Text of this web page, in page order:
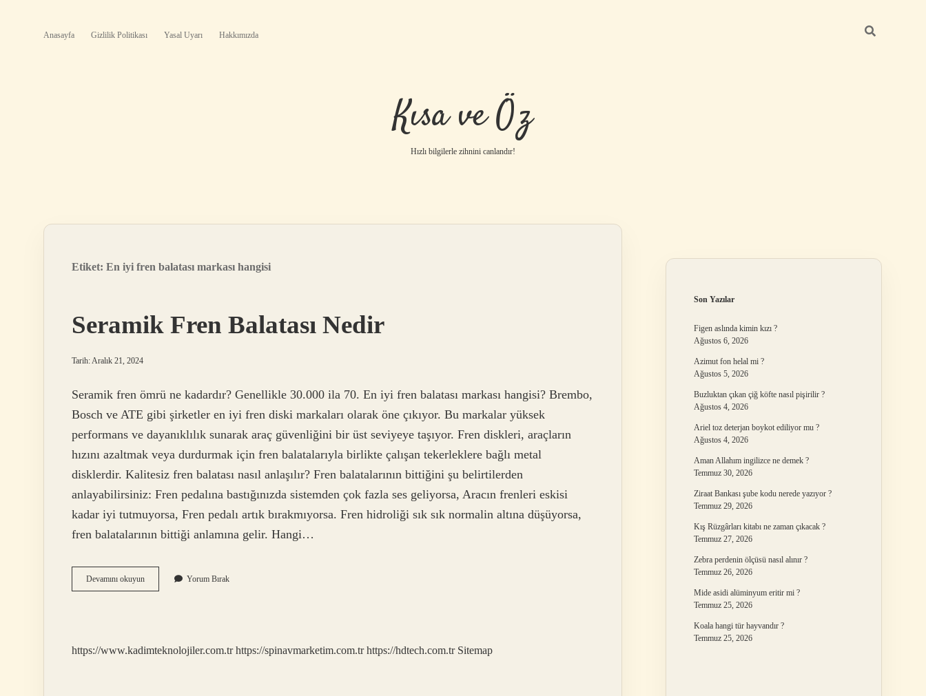
Anasayfa Gizlilik Politikası Yasal Uyarı Hakkımızda
Kısa ve Öz
Hızlı bilgilerle zihnini canlandır!
Etiket: En iyi fren balatası markası hangisi
Seramik Fren Balatası Nedir
Tarih: Aralık 21, 2024
Seramik fren ömrü ne kadardır? Genellikle 30.000 ila 70. En iyi fren balatası markası hangisi? Brembo,
Bosch ve ATE gibi şirketler en iyi fren diski markaları olarak öne çıkıyor. Bu markalar yüksek
performans ve dayanıklılık sunarak araç güvenliğini bir üst seviyeye taşıyor. Fren diskleri, araçların
hızını azaltmak veya durdurmak için fren balatalarıyla birlikte çalışan tekerleklere bağlı metal
disklerdir. Kalitesiz fren balatası nasıl anlaşılır? Fren balatalarının bittiğini şu belirtilerden
anlayabilirsiniz: Fren pedalına bastığınızda sistemden çok fazla ses geliyorsa, Aracın frenleri eskisi
kadar iyi tutmuyorsa, Fren pedalı artık bırakmıyorsa. Fren hidroliği sık sık normalin altına düşüyorsa,
fren balatalarının bittiği anlamına gelir. Hangi…
Devamını okuyunSeramik
Fren
Yorum Bırak
https://www.kadimteknolojiler.com.tr https://spinavmarketim.com.tr https://hdtech.com.tr Sitemap
Son Yazılar
Figen aslında kimin kızı ?
Ağustos 6, 2026
Azimut fon helal mi ?
Ağustos 5, 2026
Buzluktan çıkan çiğ köfte nasıl pişirilir ?
Ağustos 4, 2026
Ariel toz deterjan boykot ediliyor mu ?
Ağustos 4, 2026
Aman Allahım ingilizce ne demek ?
Temmuz 30, 2026
Ziraat Bankası şube kodu nerede yazıyor ?
Temmuz 29, 2026
Kış Rüzgârları kitabı ne zaman çıkacak ?
Temmuz 27, 2026
Zebra perdenin ölçüsü nasıl alınır ?
Temmuz 26, 2026
Mide asidi alüminyum eritir mi ?
Temmuz 25, 2026
Koala hangi tür hayvandır ?
Temmuz 25, 2026